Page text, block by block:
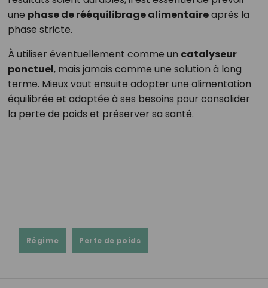
une phase de rééquilibrage alimentaireaprès la
phase stricte.
À utiliser éventuellement comme un catalyseur
ponctuel, mais jamais comme une solution à long
terme. Mieux vaut ensuite adopter une alimentation
équilibrée et adaptée à ses besoins pour consolider
la perte de poids et préserver sa santé.
Régime Perte de poids